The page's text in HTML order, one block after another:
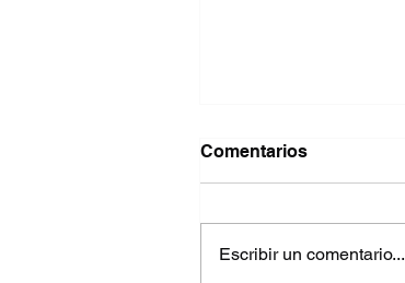
Comentarios
Escribir un comentario...